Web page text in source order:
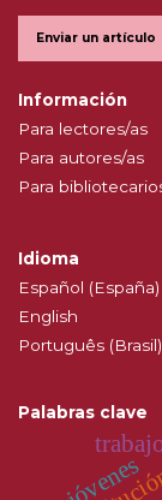
Enviar un artículo
Información
Para lectores/as
Para autores/as
Para
Idioma
Español (España)
English
Português (Brasil)
Palabras clave
jóvenes